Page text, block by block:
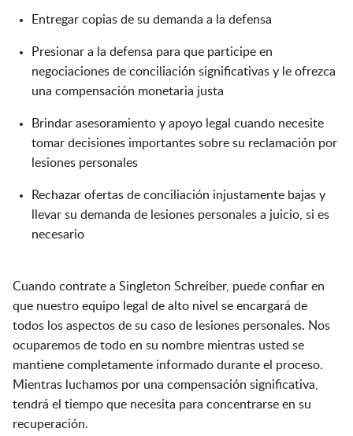
Entregar copias de su demanda a la defensa
Presionar a la defensa para que participe en
negociaciones de conciliación significativas y le ofrezca
una compensación monetaria justa
Brindar asesoramiento y apoyo legal cuando necesite
tomar decisiones importantes sobre su reclamación por
lesiones personales
Rechazar ofertas de conciliación injustamente bajas y
llevar su demanda de lesiones personales a juicio, si es
necesario
Cuando contrate a Singleton Schreiber, puede confiar en
que nuestro equipo legal de alto nivel se encargará de
todos los aspectos de su caso de lesiones personales. Nos
ocuparemos de todo en su nombre mientras usted se
mantiene completamente informado durante el proceso.
Mientras luchamos por una compensación significativa,
tendrá el tiempo que necesita para concentrarse en su
recuperación.